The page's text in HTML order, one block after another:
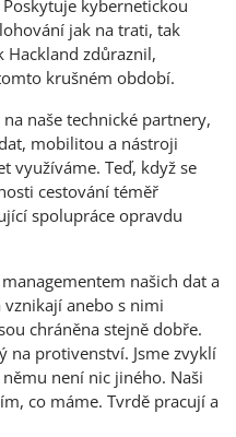
kybernetickou
jak na trati, tak
Hackland zdůraznil,
krušném období.
naše technické partnery,
mobilitou a nástroji
využíváme. Teď, když se
cestování téměř
spolupráce opravdu
našich dat a
vznikají anebo s nimi
chráněna stejně dobře.
na protivenství. Jsme zvyklí
není nic jiného. Naši
co máme. Tvrdě pracují a